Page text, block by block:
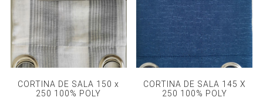
CORTINA DE SALA 150 x
250 100% POLY
CORTINA DE SALA 145 X
250 100% POLY